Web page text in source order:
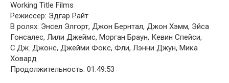
Working Title Films
Режиссер: Эдгар Райт
В ролях: Энсел Элгорт, Джон Бернтал, Джон Хэмм, Эйса
Гонсалес, Лили Джеймс, Морган Браун, Кевин Спейси,
С.Дж. Джонс, Джейми Фокс, Фли, Лэнни Джун, Мика
Ховард
Продолжительность: 01:49:53